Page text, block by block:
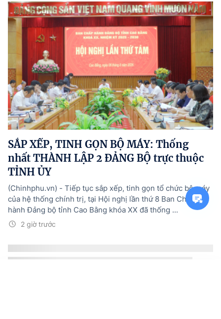
SẮP XẾP, TINH GỌN BỘ MÁY: Thống
nhất THÀNH LẬP 2 ĐẢNG BỘ trực thuộc
TỈNH ỦY
2 giờ trước
(Chinhphu.vn) - Tiếp tục sắp xếp, tinh gọn tổ chức bộ máy
của hệ thống chính trị, tại Hội nghị lần thứ 8 Ban Chấp
hành Đảng bộ tỉnh Cao Bằng khóa XX đã thống ...